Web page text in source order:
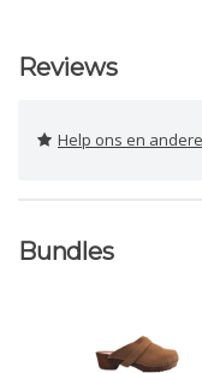
Reviews
Help ons en andere
Bundles